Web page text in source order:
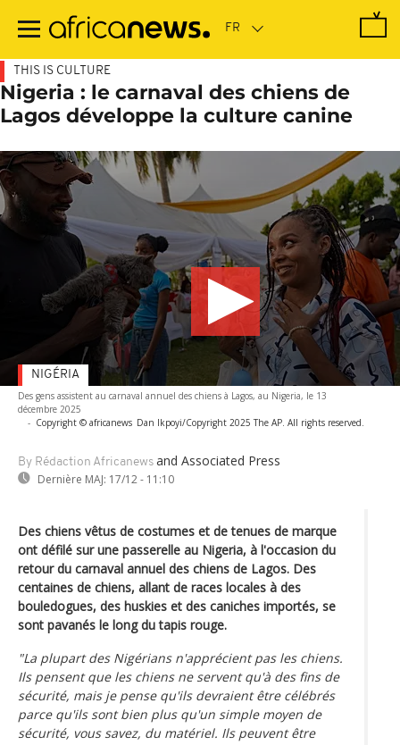
contenu
THIS IS CULTURE
Nigeria : le carnaval des chiens de
Lagos développe la culture canine
Des gens assistent au carnaval annuel des chiens à Lagos, au Nigeria, le 13
décembre 2025
- Copyright © africanews Dan Ikpoyi/Copyright 2025 The AP. All rights reserved.
By Rédaction Africanews and Associated Press
Dernière MAJ: 17/12 - 11:10
NIGÉRIA
Des chiens vêtus de costumes et de tenues de marque
ont défilé sur une passerelle au Nigeria, à l'occasion du
retour du carnaval annuel des chiens de Lagos. Des
centaines de chiens, allant de races locales à des
bouledogues, des huskies et des caniches importés, se
sont pavanés le long du tapis rouge.
"La plupart des Nigérians n'apprécient pas les chiens.
Ils pensent que les chiens ne servent qu'à des fins de
sécurité, mais je pense qu'ils devraient être célébrés
parce qu'ils sont bien plus qu'un simple moyen de
sécurité, vous savez, du matériel. Ils peuvent être